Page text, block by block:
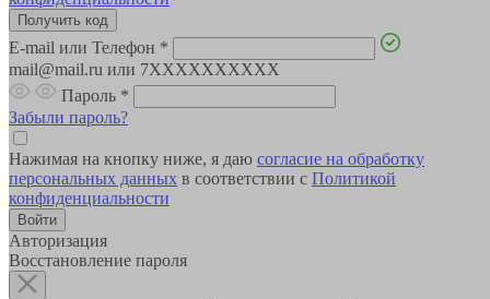
E-mail или Телефон *
mail@mail.ru или 7XXXXXXXXXX
Пароль *
Забыли пароль?
Нажимая на кнопку ниже, я даю согласие на обработку
персональных данных в соответствии с Политикой
конфиденциальности
Авторизация
Восстановление пароля